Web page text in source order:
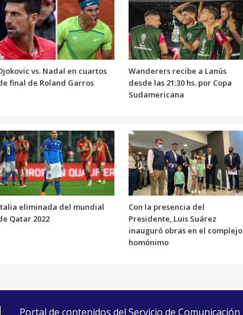
vs. Nadal en cuartos
final de Roland Garros
Wanderers recibe a Lanús
desde las 21:30 hs. por Copa
Sudamericana
eliminada del mundial
Qatar 2022
Con la presencia del
Presidente, Luis Suárez
inauguró obras en el complejo
homónimo
Portal de contenidos del Servicio de Comunicación